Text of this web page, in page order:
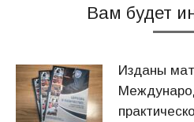
Вам будет
Изданы